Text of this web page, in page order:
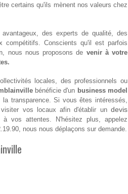
certains qu'ils mènent nos valeurs chez
des experts de qualité, des
compétitifs. Conscients qu'il est parfois
nous nous proposons de venir à votre
locales, des professionnels ou
bénéficie d'un business model
transparence. Si vous êtes intéressés,
vos locaux afin d'établir un devis
vos attentes. N'hésitez plus, appelez
nous nous déplaçons sur demande.